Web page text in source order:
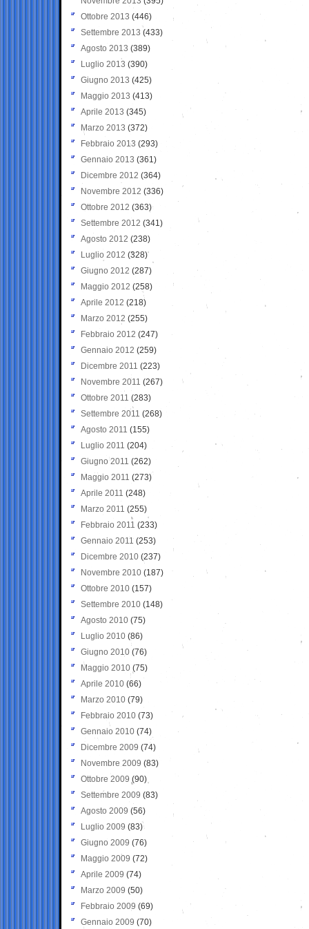
Ottobre 2013 (446)
Settembre 2013 (433)
Agosto 2013 (389)
Luglio 2013 (390)
Giugno 2013 (425)
Maggio 2013 (413)
Aprile 2013 (345)
Marzo 2013 (372)
Febbraio 2013 (293)
Gennaio 2013 (361)
Dicembre 2012 (364)
Novembre 2012 (336)
Ottobre 2012 (363)
Settembre 2012 (341)
Agosto 2012 (238)
Luglio 2012 (328)
Giugno 2012 (287)
Maggio 2012 (258)
Aprile 2012 (218)
Marzo 2012 (255)
Febbraio 2012 (247)
Gennaio 2012 (259)
Dicembre 2011 (223)
Novembre 2011 (267)
Ottobre 2011 (283)
Settembre 2011 (268)
Agosto 2011 (155)
Luglio 2011 (204)
Giugno 2011 (262)
Maggio 2011 (273)
Aprile 2011 (248)
Marzo 2011 (255)
Febbraio 2011 (233)
Gennaio 2011 (253)
Dicembre 2010 (237)
Novembre 2010 (187)
Ottobre 2010 (157)
Settembre 2010 (148)
Agosto 2010 (75)
Luglio 2010 (86)
Giugno 2010 (76)
Maggio 2010 (75)
Aprile 2010 (66)
Marzo 2010 (79)
Febbraio 2010 (73)
Gennaio 2010 (74)
Dicembre 2009 (74)
Novembre 2009 (83)
Ottobre 2009 (90)
Settembre 2009 (83)
Agosto 2009 (56)
Luglio 2009 (83)
Giugno 2009 (76)
Maggio 2009 (72)
Aprile 2009 (74)
Marzo 2009 (50)
Febbraio 2009 (69)
Gennaio 2009 (70)